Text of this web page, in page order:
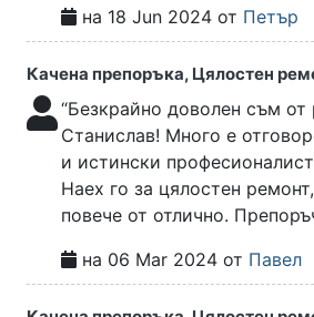
на 18 Jun 2024 от Петър
Качена препоръка, Цялостен
“Безкрайно доволен съм от
Станислав! Много е
и истински
Наех го за цялостен
повече от отлично.
на 06 Mar 2024 от Павел